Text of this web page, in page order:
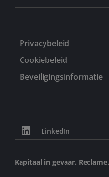
Privacybeleid
Cookiebeleid
Beveiligingsinformatie
LinkedIn
Kapitaal in gevaar. Reclame.